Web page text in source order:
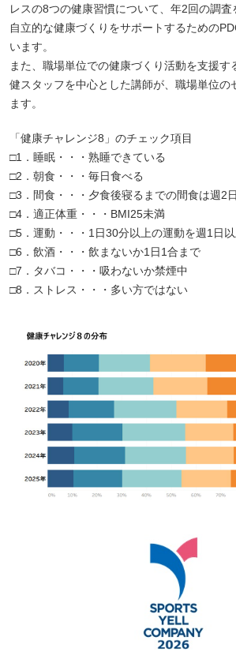
レスの8つの健康習慣について、年2回の調
自立的な健康づくりをサポートするための
います。
また、職場単位での健康づくり活動を支援す
健スタッフを中心とした講師が、職場単位の
ます。
「健康チャレンジ8」のチェック項目
□1．睡眠・・・熟睡できている
□2．朝食・・・毎日食べる
□3．間食・・・夕食後寝るまでの間食は週2
□4．適正体重・・・BMI25未満
□5．運動・・・1日30分以上の運動を週1日以
□6．飲酒・・・飲まないか1日1合まで
□7．タバコ・・・吸わないか禁煙中
□8．ストレス・・・多い方ではない